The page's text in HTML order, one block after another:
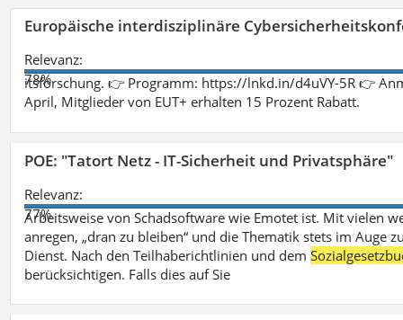
Europäische interdisziplinäre
Relevanz:
78%
itsforschung. 👉 Programm: https://lnkd.in/d4uVY-5R 👉
April, Mitglieder von EUT+ erhalten 15 Prozent Rabatt.
POE: "Tatort Netz - IT-Sicherheit und Privatsphäre"
Relevanz:
77%
Arbeitsweise von Schadsoftware wie Emotet ist. Mit vielen
anregen, „dran zu bleiben“ und die Thematik stets im
Dienst. Nach den Teilhaberichtlinien und dem
berücksichtigen. Falls dies auf Sie